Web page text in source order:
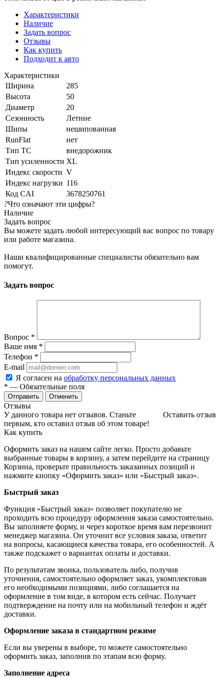
Характеристики
Наличие
Задать вопрос
Отзывы
Как купить
Подходит к авто
Характеристики
Ширина
285
Высота
50
Диаметр
20
Сезонность
Летние
Шипы
нешипованная
RunFlat
нет
Тип ТС
внедорожник
Тип усиленности XL
Индекс скорости V
Индекс нагрузки 116
Код CAI
3678250761
?Что означают эти цифры?
Наличие
Задать вопрос
Вы можете задать любой интересующий вас вопрос по товару
или работе магазина.
Наши квалифицированные специалисты обязательно вам
помогут.
Задать вопрос
Вопрос *
Ваше имя *
Телефон *
E-mail
Я согласен на обработку персональных данных
* — Обязательные поля
Отменить
Отзывы
Оставить отзыв
У данного товара нет отзывов. Станьте
первым, кто оставил отзыв об этом товаре!
Как купить
Оформить заказ на нашем сайте легко. Просто добавьте
выбранные товары в корзину, а затем перейдите на страницу
Корзина, проверьте правильность заказанных позиций и
нажмите кнопку «Оформить заказ» или «Быстрый заказ».
Быстрый заказ
Функция «Быстрый заказ» позволяет покупателю не
проходить всю процедуру оформления заказа самостоятельно.
Вы заполняете форму, и через короткое время вам перезвонит
менеджер магазина. Он уточнит все условия заказа, ответит
на вопросы, касающиеся качества товара, его особенностей. А
также подскажет о вариантах оплаты и доставки.
По результатам звонка, пользователь либо, получив
уточнения, самостоятельно оформляет заказ, укомплектовав
его необходимыми позициями, либо соглашается на
оформление в том виде, в котором есть сейчас. Получает
подтверждение на почту или на мобильный телефон и ждёт
доставки.
Оформление заказа в стандартном режиме
Если вы уверены в выборе, то можете самостоятельно
оформить заказ, заполнив по этапам всю форму.
Заполнение адреса